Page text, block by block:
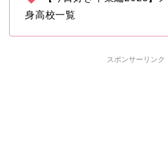
身高校一覧
スポンサーリンク